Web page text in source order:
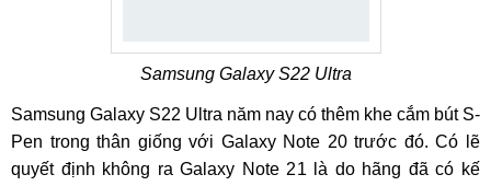
Samsung Galaxy S22 Ultra
Samsung Galaxy S22 Ultra năm nay có thêm khe cắm bút S-
Pen trong thân giống với Galaxy Note 20 trước đó. Có lẽ
quyết định không ra Galaxy Note 21 là do hãng đã có kế